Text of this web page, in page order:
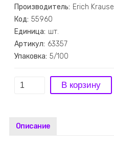
Производитель: Erich Krause
Код: 55960
Единица: шт.
Артикул: 63357
Упаковка: 5/100
Описание